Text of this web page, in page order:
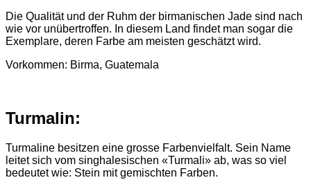
Die Qualität und der Ruhm der birmanischen Jade sind nach
wie vor unübertroffen. In diesem Land findet man sogar die
Exemplare, deren Farbe am meisten geschätzt wird.
Vorkommen: Birma, Guatemala
Turmalin:
Turmaline besitzen eine grosse Farbenvielfalt. Sein Name
leitet sich vom singhalesischen «Turmali» ab, was so viel
bedeutet wie: Stein mit gemischten Farben.